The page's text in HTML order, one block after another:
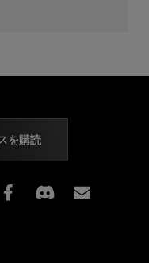
を購読
Facebook